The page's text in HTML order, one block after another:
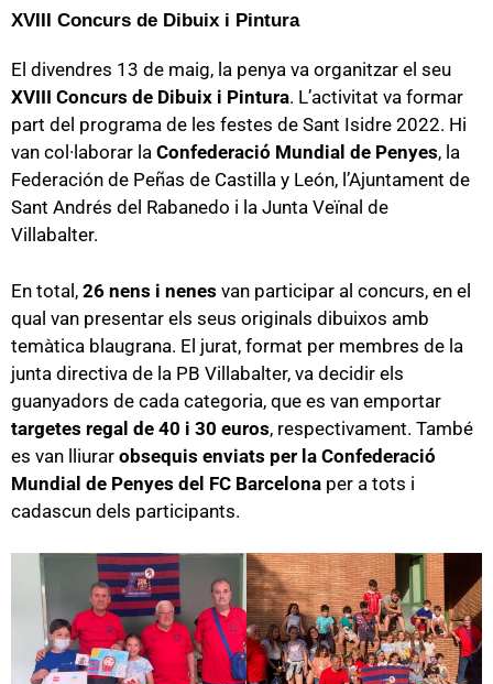
XVIII Concurs de Dibuix i Pintura
El divendres 13 de maig, la penya va organitzar el seu
XVIII Concurs de Dibuix i Pintura. L’activitat va formar
part del programa de les festes de Sant Isidre 2022. Hi
van col·laborar la Confederació Mundial de Penyes, la
Federación de Peñas de Castilla y León, l’Ajuntament de
Sant Andrés del Rabanedo i la Junta Veïnal de
Villabalter.
En total, 26 nens i nenes van participar al concurs, en el
qual van presentar els seus originals dibuixos amb
temàtica blaugrana. El jurat, format per membres de la
junta directiva de la PB Villabalter, va decidir els
guanyadors de cada categoria, que es van emportar
targetes regal de 40 i 30 euros, respectivament. També
es van lliurar obsequis enviats per la Confederació
Mundial de Penyes del FC Barcelona per a tots i
cadascun dels participants.